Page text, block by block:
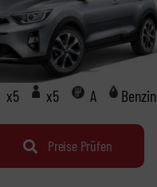
x5 x5 A Benzin
Preise Prüfen